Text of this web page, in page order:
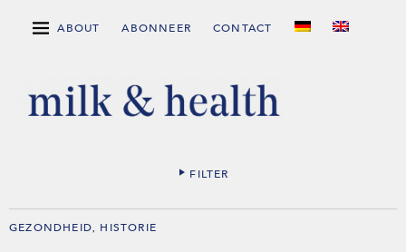
ABOUT ABONNEER CONTACT
FILTER
GEZONDHEID HISTORIE